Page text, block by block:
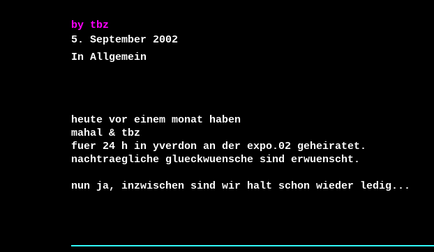
by tbz
5. September 2002
In Allgemein
heute vor einem monat haben
mahal & tbz
fuer 24 h in yverdon an der expo.02 geheiratet.
nachtraegliche glueckwuensche sind erwuenscht.
nun ja, inzwischen sind wir halt schon wieder ledig...